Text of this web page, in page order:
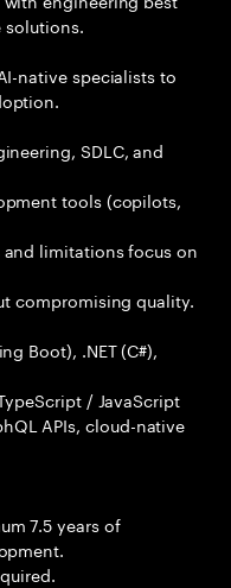
solutions.
native specialists to
SDLC, and
tools (copilots,
limitations focus on
compromising quality.
Boot), .NET (C#),
/ JavaScript
APIs, cloud-native
7.5 years of